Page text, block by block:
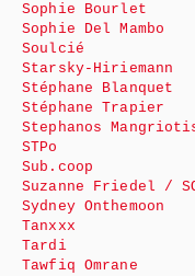
Sophie Bourlet
Sophie Del Mambo
Soulcié
Starsky-Hiriemann
Stéphane Blanquet
Stéphane Trapier
Stephanos
STPo
Sub.coop
Suzanne Friedel /
Sydney Onthemoon
Tanxxx
Tardi
Tawfiq Omrane